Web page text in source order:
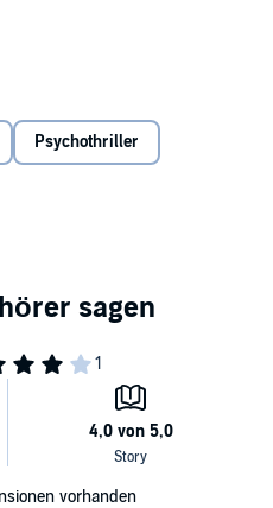
Psychothriller
vorhanden